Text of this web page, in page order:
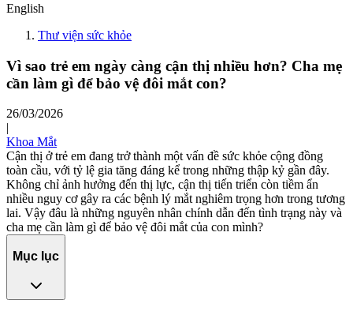
English
Thư viện sức khỏe
Vì sao trẻ em ngày càng cận thị nhiều hơn? Cha mẹ
cần làm gì để bảo vệ đôi mắt con?
26/03/2026
|
Khoa Mắt
Cận thị ở trẻ em đang trở thành một vấn đề sức khỏe cộng đồng
toàn cầu, với tỷ lệ gia tăng đáng kể trong những thập kỷ gần đây.
Không chỉ ảnh hưởng đến thị lực, cận thị tiến triển còn tiềm ẩn
nhiều nguy cơ gây ra các bệnh lý mắt nghiêm trọng hơn trong tương
lai. Vậy đâu là những nguyên nhân chính dẫn đến tình trạng này và
cha mẹ cần làm gì để bảo vệ đôi mắt của con mình?
Mục lục